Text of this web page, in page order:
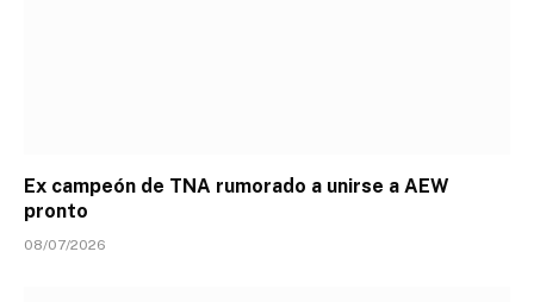
Ex campeón de TNA rumorado a unirse a AEW
pronto
08/07/2026